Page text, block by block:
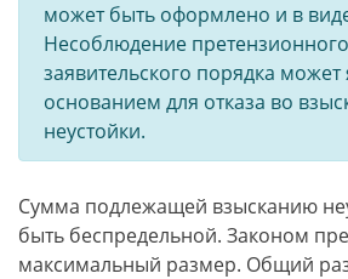
может быть оформлено и в
Несоблюдение
заявительского порядка может
основанием для отказа во
неустойки.
Сумма подлежащей взысканию
быть беспредельной. Законом
максимальный размер. Общий